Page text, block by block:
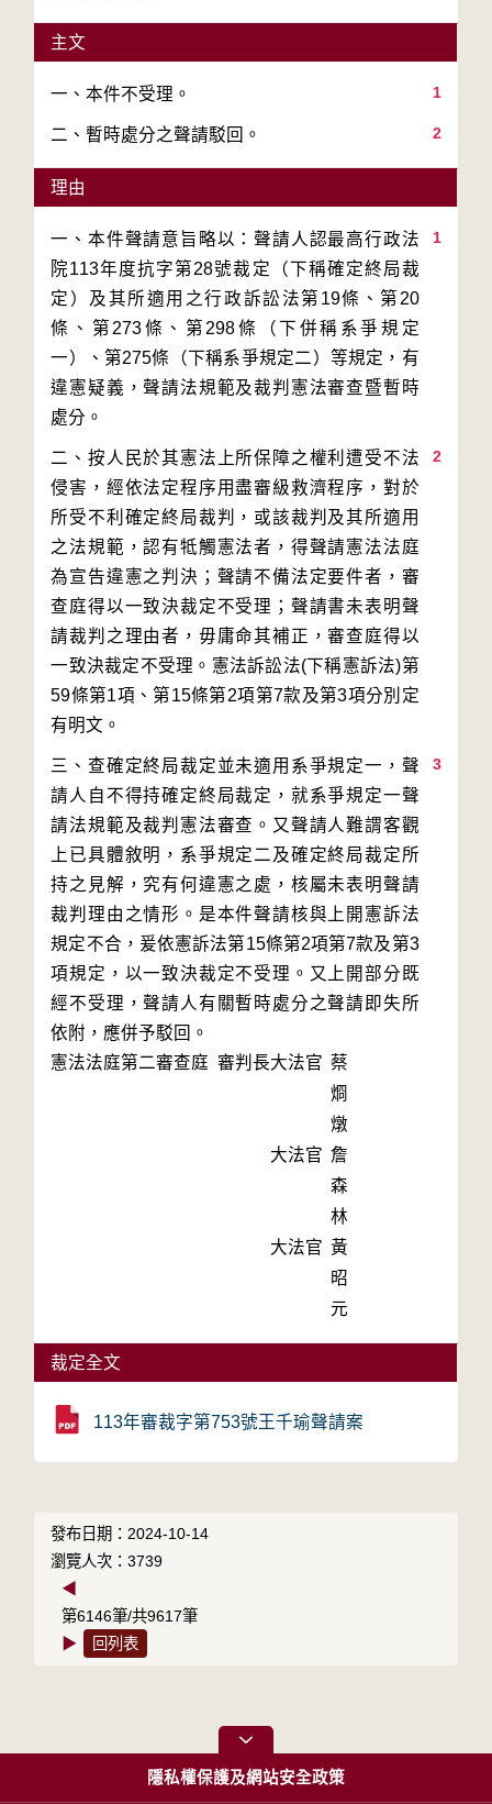
主文
1
2
二、暫時處分之聲請駁回。
理由
1
一、本件聲請意旨略以：聲請人認最高行政法
院113年度抗字第28號裁定（下稱確定終局裁
定）及其所適用之行政訴訟法第19條、第20
條、第273條、第298條（下併稱系爭規定
一）、第275條（下稱系爭規定二）等規定，有
違憲疑義，聲請法規範及裁判憲法審查暨暫時
2
二、按人民於其憲法上所保障之權利遭受不法
侵害，經依法定程序用盡審級救濟程序，對於
所受不利確定終局裁判，或該裁判及其所適用
之法規範，認有牴觸憲法者，得聲請憲法法庭
為宣告違憲之判決；聲請不備法定要件者，審
查庭得以一致決裁定不受理；聲請書未表明聲
請裁判之理由者，毋庸命其補正，審查庭得以
一致決裁定不受理。憲法訴訟法(下稱憲訴法)第
59條第1項、第15條第2項第7款及第3項分別定
3
三、查確定終局裁定並未適用系爭規定一，聲
請人自不得持確定終局裁定，就系爭規定一聲
請法規範及裁判憲法審查。又聲請人難謂客觀
上已具體敘明，系爭規定二及確定終局裁定所
持之見解，究有何違憲之處，核屬未表明聲請
裁判理由之情形。是本件聲請核與上開憲訴法
規定不合，爰依憲訴法第15條第2項第7款及第3
項規定，以一致決裁定不受理。又上開部分既
經不受理，聲請人有關暫時處分之聲請即失所
依附，應併予駁回。
憲法法庭第二審查庭 審判長大法官 蔡
烱
燉
大法官 詹
森
林
大法官 黃
昭
元
裁定全文
113年審裁字第753號王千瑜聲請案
發布日期：2024-10-14
瀏覽人次：3739
◀
第6146筆/共9617筆
▶
回列表
隱私權保護及網站安全政策